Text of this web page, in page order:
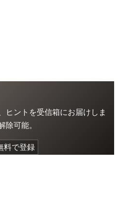
ヒントを受信箱にお届けしま
可能。
料で登録